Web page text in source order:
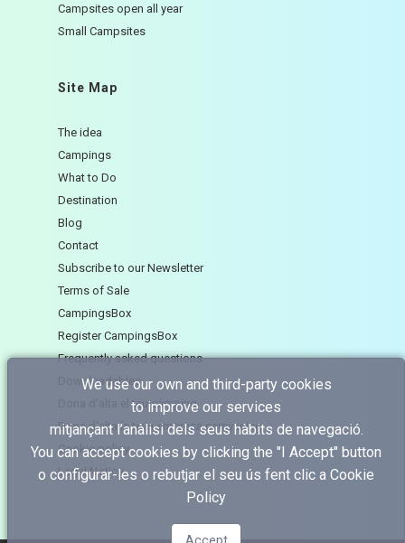
Campsites open all year
Small Campsites
Site Map
The idea
Campings
What to Do
Destination
Blog
Contact
Subscribe to our Newsletter
Terms of Sale
CampingsBox
Register CampingsBox
Frequently asked questions
Downloadables
Dona d'alta el teu càmping
Dona d'alta la teva empresa caravaning
Cookie policy
Legal Notice
We use our own and third-party cookies
to improve our services
mitjançant l’anàlisi dels seus hàbits de navegació.
You can accept cookies by clicking the "I Accept" button
o configurar-les o rebutjar el seu ús fent clic a Cookie
Policy